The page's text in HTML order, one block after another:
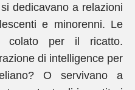
dedicavano a relazioni
e minorenni. Le
colato per il ricatto.
di intelligence per
O servivano a